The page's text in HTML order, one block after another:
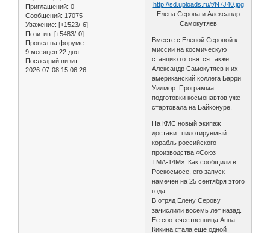
Приглашений: 0
Сообщений: 17075
Уважение: [+1523/-6]
Позитив: [+5483/-0]
Провел на форуме:
9 месяцев 22 дня
Последний визит:
2026-07-08 15:06:26
Елена Серова и Александр
Самокутяев
Вместе с Еленой Серовой к
миссии на космическую
станцию готовятся также
Александр Самокутяев и их
американский коллега Барри
Уилмор. Программа
подготовки космонавтов уже
стартовала на Байконуре.
На КМС новый экипаж
доставит пилотируемый
корабль российского
производства «Союз
ТМА-14М». Как сообщили в
Роскосмосе, его запуск
намечен на 25 сентября этого
года.
В отряд Елену Серову
зачислили восемь лет назад.
Ее соотечественница Анна
Кикина стала еще одной